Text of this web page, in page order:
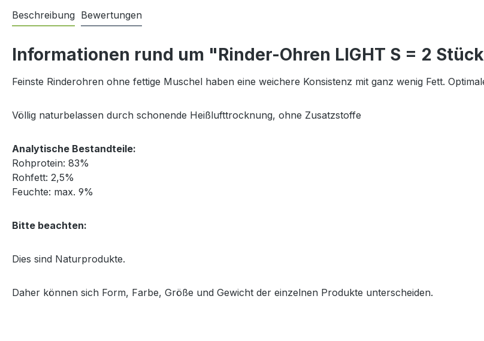
Beschreibung Bewertungen
Informationen rund um "Rinder-Ohren LIGHT S = 2
Feinste Rinderohren ohne fettige Muschel haben eine weichere Konsistenz mit ganz wenig Fett.
Völlig naturbelassen durch schonende Heißlufttrocknung, ohne Zusatzstoffe
Analytische Bestandteile:
Rohprotein: 83%
Rohfett: 2,5%
Feuchte: max. 9%
Bitte beachten:
Dies sind Naturprodukte.
Daher können sich Form, Farbe, Größe und Gewicht der einzelnen Produkte unterscheiden.